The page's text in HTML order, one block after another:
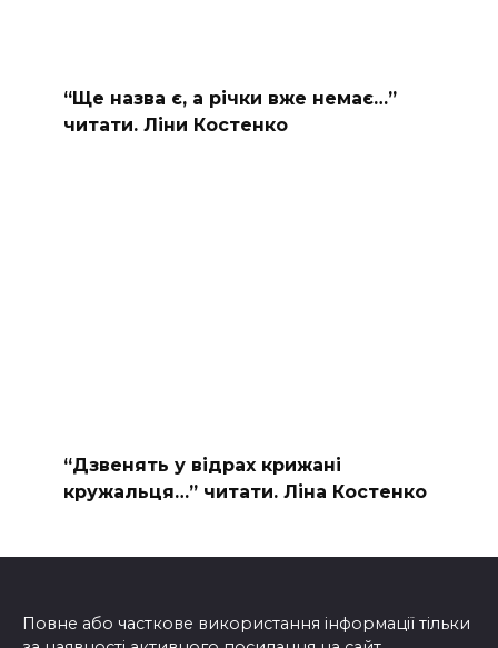
“Ще назва є, а річки вже немає…”
читати. Ліни Костенко
“Дзвенять у відрах крижані
кружальця…” читати. Ліна Костенко
Повне або часткове використання інформації тільки